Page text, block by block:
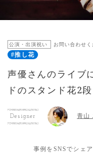
公演・出演祝い お問い合わせく
#推し花
声優さんのライブ
ドのスタンド花2段
Designer 青山
事例をSNSでシェア